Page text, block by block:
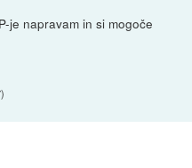
je napravam in si mogoče
)